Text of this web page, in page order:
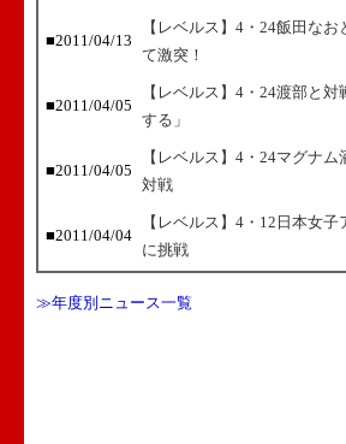
■2011/04/13
【レベルス】4・24飯田な
て激突！
■2011/04/05
【レベルス】4・24渡部と
する」
■2011/04/05
【レベルス】4・24マグナ
対戦
■2011/04/04
【レベルス】4・12日本女
に挑戦
≫年度別ニュース一覧